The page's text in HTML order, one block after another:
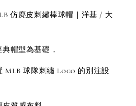
仿麂皮刺繡棒球帽｜洋基 / 大
帽型為基礎，
MLB 球隊刺繡 Logo 的別注設